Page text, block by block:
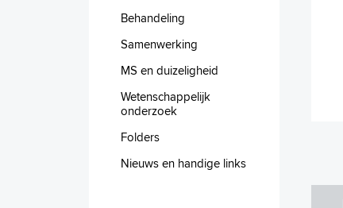
Behandeling
Samenwerking
MS en duizeligheid
Wetenschappelijk
onderzoek
Folders
Nieuws en handige links